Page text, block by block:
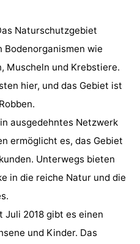
Naturschutzgebiet
wie
Muscheln und Krebstiere.
hier, und das Gebiet ist
ausgedehntes Netzwerk
ermöglicht es, das Gebiet
Unterwegs bieten
in die reiche Natur und die
Juli 2018 gibt es einen
und Kinder. Das